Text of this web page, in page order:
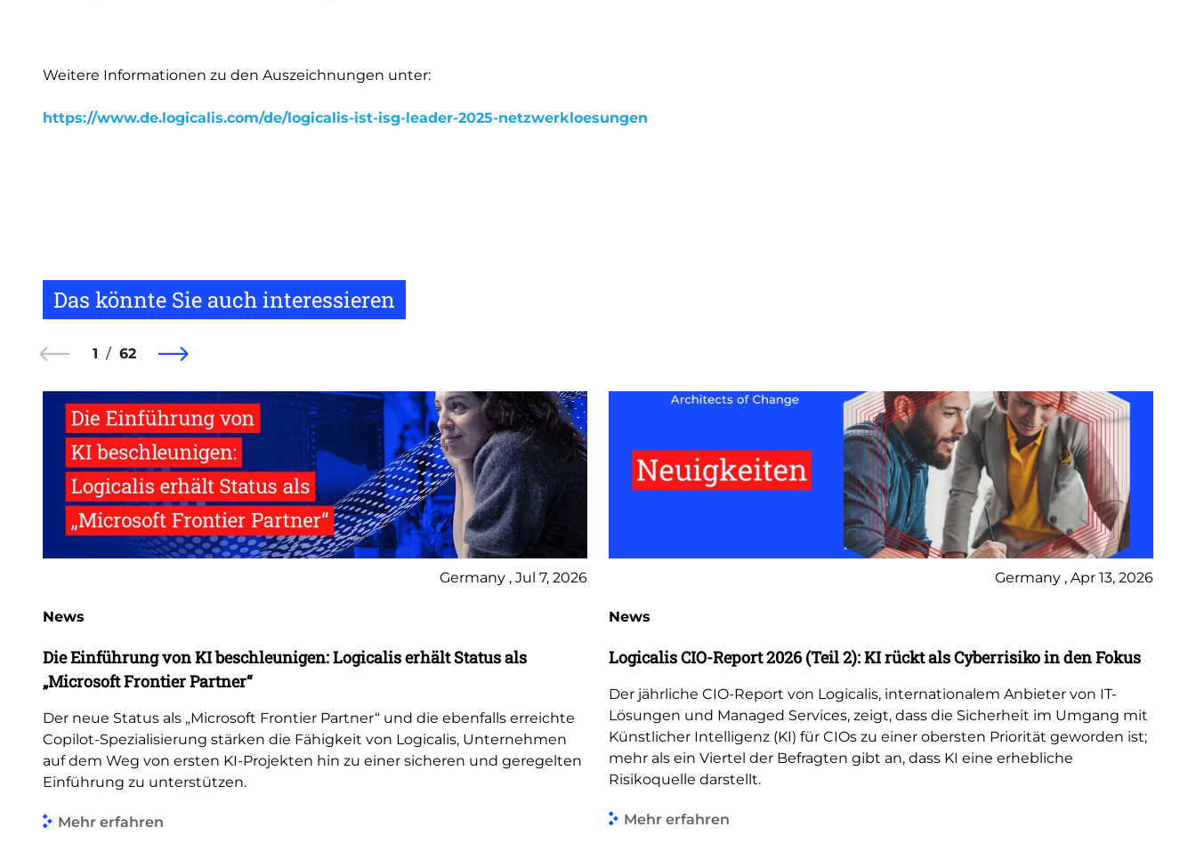
Weitere Informationen zu den Auszeichnungen unter:
https://www.de.logicalis.com/de/logicalis-ist-isg-leader-2025-netzwerkloesungen
Das könnte Sie auch interessieren
1 62
Germany , Jul 7, 2026
News
Die Einführung von KI beschleunigen: Logicalis erhält Status als
„Microsoft Frontier Partner“
Der neue Status als „Microsoft Frontier Partner“ und die ebenfalls erreichte
Copilot-Spezialisierung stärken die Fähigkeit von Logicalis, Unternehmen
auf dem Weg von ersten KI-Projekten hin zu einer sicheren und geregelten
Einführung zu unterstützen.
Mehr erfahren
Germany , Apr 13, 2026
News
Logicalis CIO-Report 2026 (Teil 2): KI rückt als Cyberrisiko in den Fokus
Der jährliche CIO-Report von Logicalis, internationalem Anbieter von IT-
Lösungen und Managed Services, zeigt, dass die Sicherheit im Umgang mit
Künstlicher Intelligenz (KI) für CIOs zu einer obersten Priorität geworden ist;
mehr als ein Viertel der Befragten gibt an, dass KI eine erhebliche
Risikoquelle darstellt.
Mehr erfahren